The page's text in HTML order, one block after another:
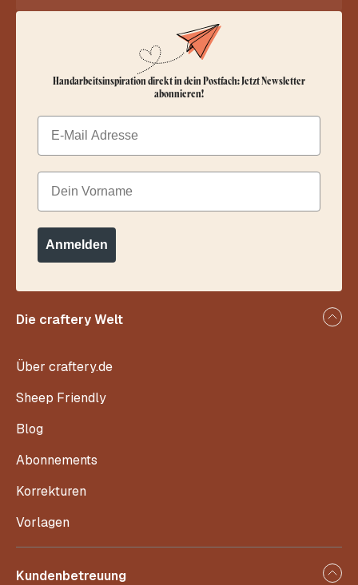
Die craftery Welt
Über craftery.de
Sheep Friendly
Blog
Abonnements
Korrekturen
Vorlagen
Kundenbetreuung
Handarbeitsinspiration direkt in dein Postfach: Jetzt Newsletter
abonnieren!
Email
Dein Vorname
Anmelden